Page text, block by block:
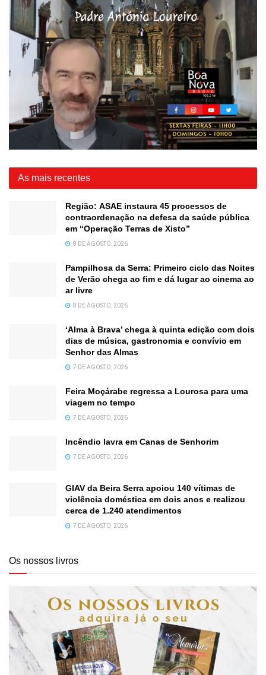
As mais recentes
Região: ASAE instaura 45 processos de
contraordenação na defesa da saúde pública
em “Operação Terras de Xisto”
8 DE AGOSTO, 2026
Pampilhosa da Serra: Primeiro ciclo das Noites
de Verão chega ao fim e dá lugar ao cinema ao
ar livre
8 DE AGOSTO, 2026
‘Alma à Brava’ chega à quinta edição com dois
dias de música, gastronomia e convívio em
Senhor das Almas
7 DE AGOSTO, 2026
Feira Moçárabe regressa a Lourosa para uma
viagem no tempo
7 DE AGOSTO, 2026
Incêndio lavra em Canas de Senhorim
7 DE AGOSTO, 2026
GIAV da Beira Serra apoiou 140 vítimas de
violência doméstica em dois anos e realizou
cerca de 1.240 atendimentos
7 DE AGOSTO, 2026
Os nossos livros